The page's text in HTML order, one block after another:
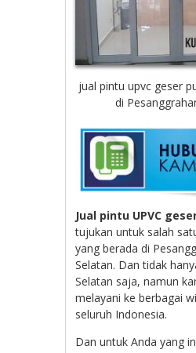
jual pintu upvc geser
di
Jual pintu UPVC
tujukan untuk salah
yang berada di
Selatan. Dan tidak
Selatan saja, namun
melayani ke berbagai
seluruh Indonesia.
Dan untuk Anda yang